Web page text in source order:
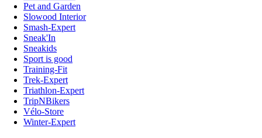
Pet and Garden
Slowood Interior
Smash-Expert
Sneak'In
Sneakids
Sport is good
Training-Fit
Trek-Expert
Triathlon-Expert
TripNBikers
Vélo-Store
Winter-Expert